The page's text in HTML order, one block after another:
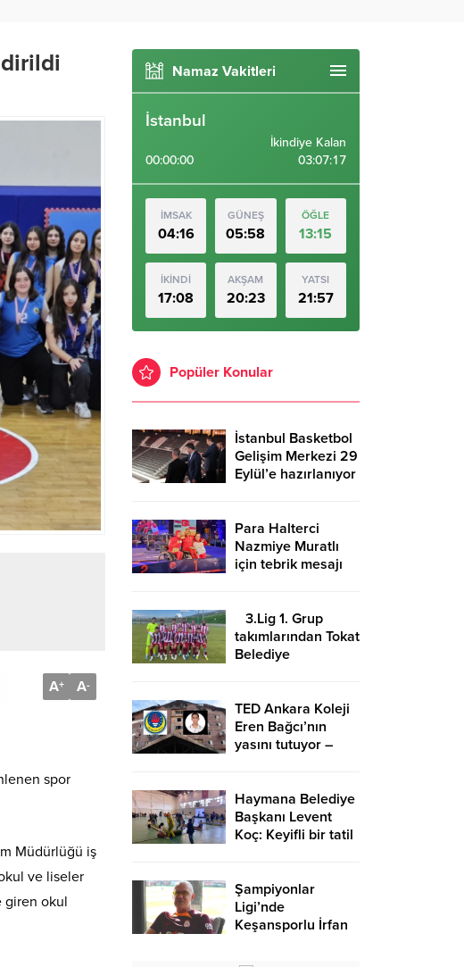
A+ A-
spor
Müdürlüğü iş
ve liseler
giren okul
Namaz Vakitleri
İstanbul
00:00:00
İkindiye Kalan
03:07:16
İMSAK
04:16
GÜNEŞ
05:58
ÖĞLE
13:15
İKİNDİ
17:08
AKŞAM
20:23
YATSI
21:57
Popüler Konular
İstanbul Basketbol
Gelişim Merkezi 29
Eylül’e hazırlanıyor
Para Halterci
Nazmiye Muratlı
için tebrik mesajı
3.Lig 1. Grup
takımlarından Tokat
Belediye
evinde ağırlayacak
TED Ankara Koleji
Eren Bağcı’nın
yasını tutuyor –
Haymana Belediye
Başkanı Levent
Koç: Keyifli bir tatil
Şampiyonlar
Ligi’nde
Keşansporlu İrfan
gururlandırdı